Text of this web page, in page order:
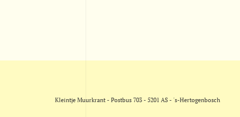
Kleintje Muurkrant - Postbus 703 - 5201 AS - 's-Hertogenbosch